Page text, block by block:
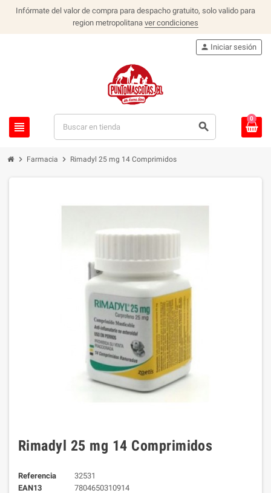
Infórmate del valor de compra para despacho gratuito, solo valido para
region metropolitana ver condiciones
view_headline search
person Iniciar sesión
0
chevron_right Farmacia chevron_right Rimadyl 25 mg 14 Comprimidos
Rimadyl 25 mg 14 Comprimidos
Referencia
32531
EAN13
7804650310914